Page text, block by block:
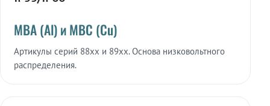
МВА (Al) и МВС (Cu)
Артикулы серий 88xx и 89xx. Основа низковольтного
распределения.